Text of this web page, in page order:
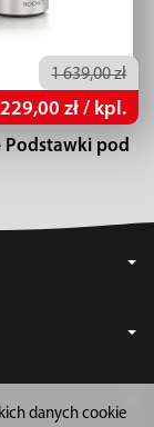
1 639,00 zł
zł / kpl.
Podstawki pod
danych cookie